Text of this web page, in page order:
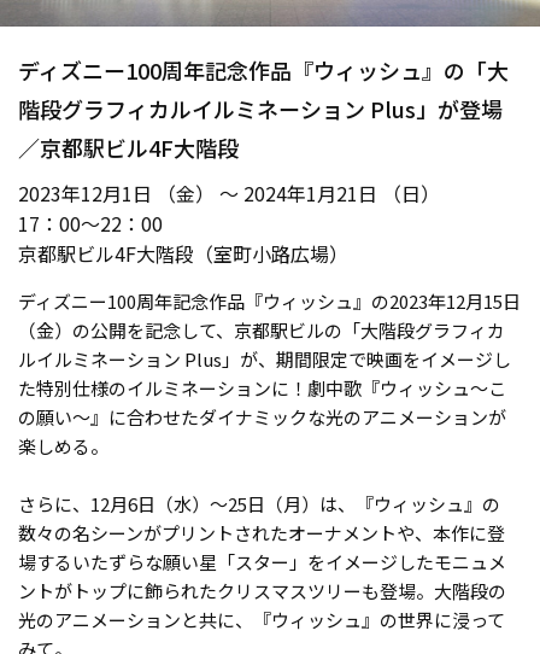
ディズニー100周年記念作品『ウィッシュ』の「大
階段グラフィカルイルミネーション Plus」が登場
／京都駅ビル4F大階段
2023年12月1日 （金） ～ 2024年1月21日 （日）
17：00〜22：00
京都駅ビル4F大階段（室町小路広場）
ディズニー100周年記念作品『ウィッシュ』の2023年12月15日
（金）の公開を記念して、京都駅ビルの「大階段グラフィカ
ルイルミネーション Plus」が、期間限定で映画をイメージし
た特別仕様のイルミネーションに！劇中歌『ウィッシュ～こ
の願い～』に合わせたダイナミックな光のアニメーションが
楽しめる。
さらに、12月6日（水）～25日（月）は、『ウィッシュ』の
数々の名シーンがプリントされたオーナメントや、本作に登
場するいたずらな願い星「スター」をイメージしたモニュメ
ントがトップに飾られたクリスマスツリーも登場。大階段の
光のアニメーションと共に、『ウィッシュ』の世界に浸って
みて。